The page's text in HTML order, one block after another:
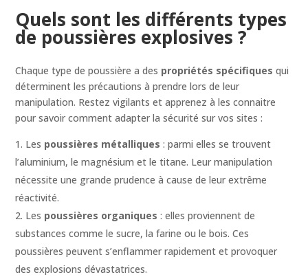
Quels sont les différents types
de poussières explosives ?
Chaque type de poussière a des propriétés spécifiquesqui
déterminent les précautions à prendre lors de leur
manipulation. Restez vigilants et apprenez à les connaitre
pour savoir comment adapter la sécurité sur vos sites :
Les poussières métalliques : parmi elles se trouvent
l’aluminium, le magnésium et le titane. Leur manipulation
nécessite une grande prudence à cause de leur extrême
réactivité.
Les poussières organiques : elles proviennent de
substances comme le sucre, la farine ou le bois. Ces
poussières peuvent s’enflammer rapidement et provoquer
des explosions dévastatrices.